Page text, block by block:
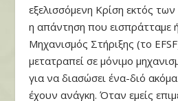
εξελισσόμενη Κρίση εκτός
η απάντηση που εισπράτταμε
Μηχανισμός Στήριξης (το
μετατραπεί σε μόνιμο
για να διασώσει ένα-διό
έχουν ανάγκη. Όταν εμείς